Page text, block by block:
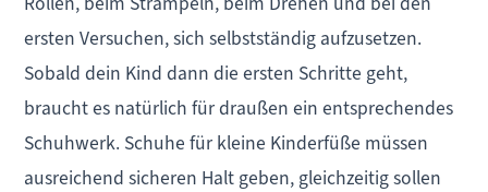
ersten Versuchen, sich selbstständig aufzusetzen.
Sobald dein Kind dann die ersten Schritte geht,
braucht es natürlich für draußen ein entsprechendes
Schuhwerk. Schuhe für kleine Kinderfüße müssen
ausreichend sicheren Halt geben, gleichzeitig sollen